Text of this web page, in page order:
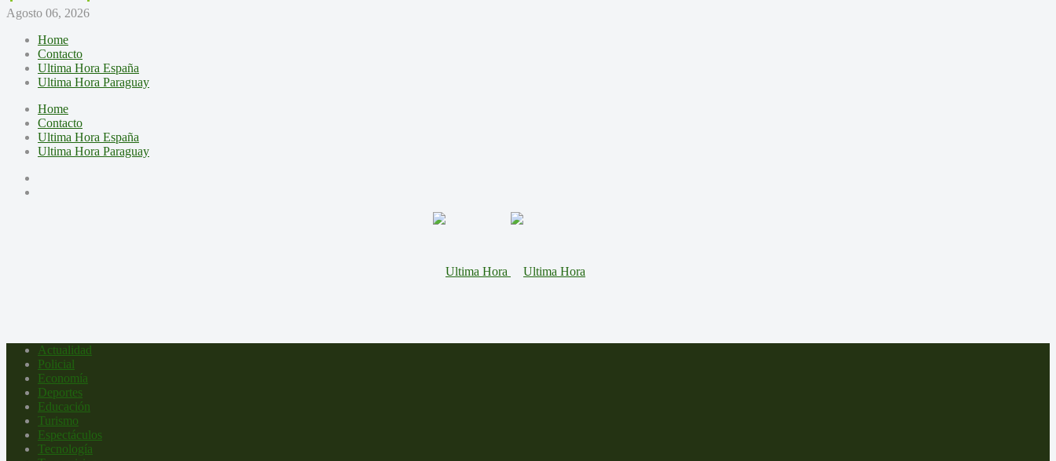
Agosto 06, 2026
Home
Contacto
Ultima Hora España
Ultima Hora Paraguay
Home
Contacto
Ultima Hora España
Ultima Hora Paraguay
Actualidad
Policial
Economía
Deportes
Educación
Turismo
Espectáculos
Tecnología